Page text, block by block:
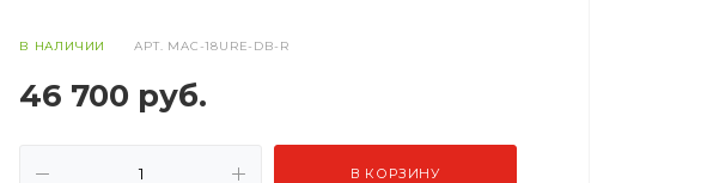
В НАЛИЧИИ АРТ. MAC-18URE-DB-R
46 700 руб.
В КОРЗИНУ